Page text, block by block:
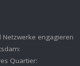
engagieren
Quartier: